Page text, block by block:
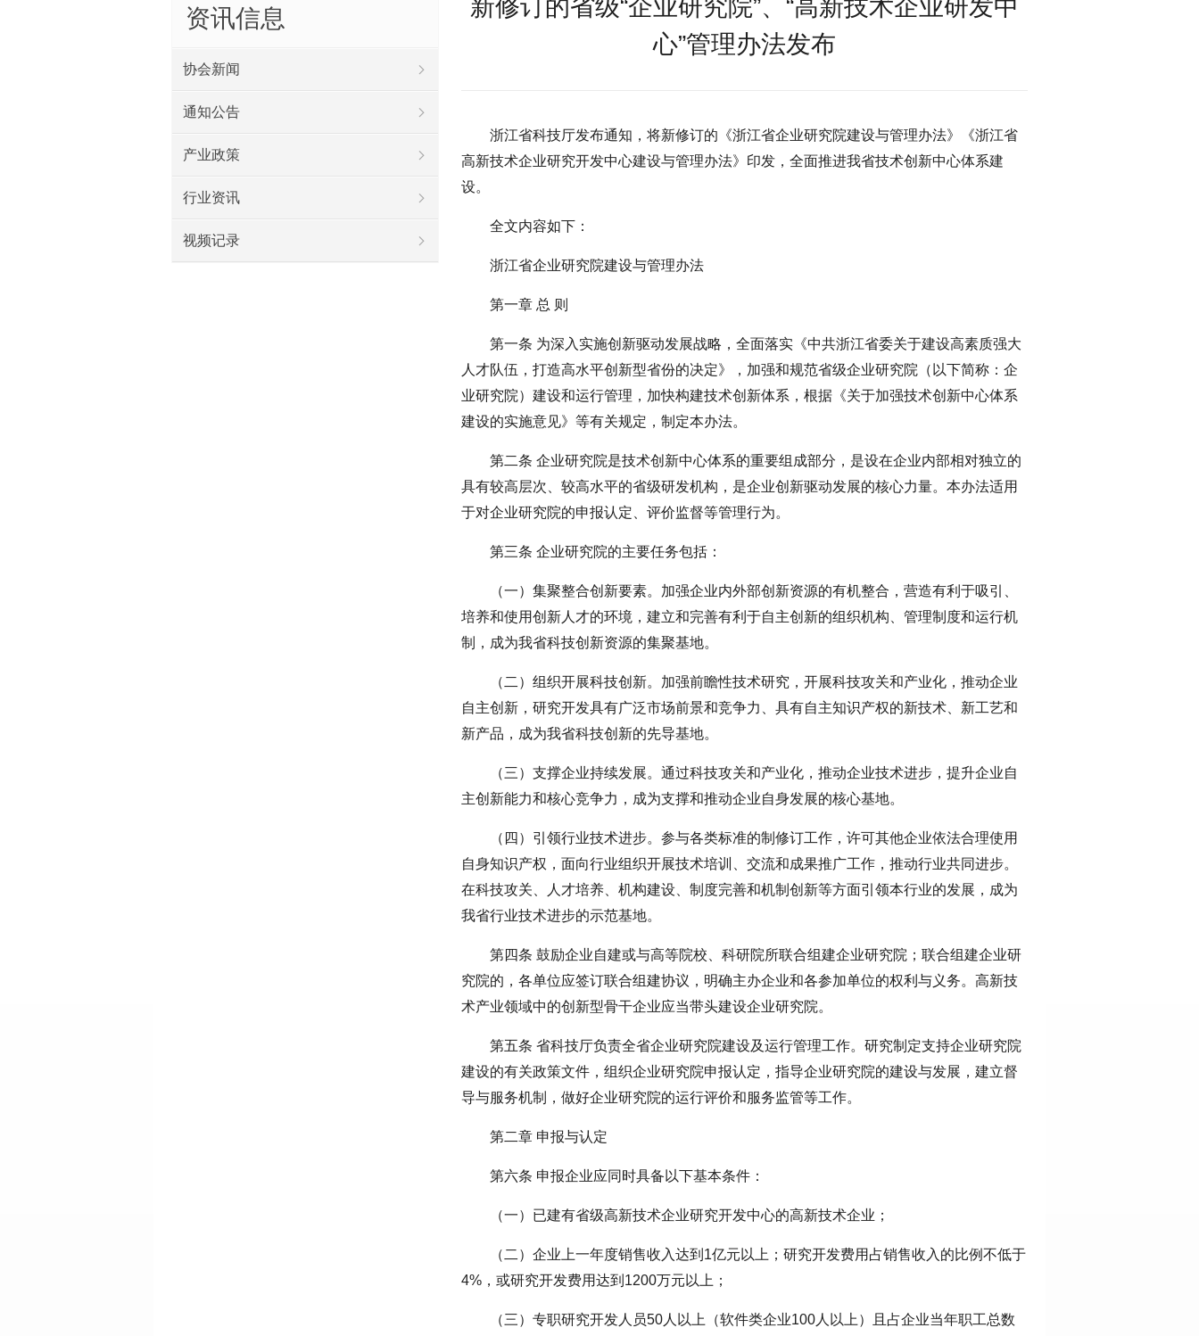
新修订的省级“企业研究院”、“高新技术企业研发中
心”管理办法发布
浙江省科技厅发布通知，将新修订的《浙江省企业研究院建设与管理办法》《浙江省
高新技术企业研究开发中心建设与管理办法》印发，全面推进我省技术创新中心体系建
设。
全文内容如下：
浙江省企业研究院建设与管理办法
第一章 总 则
第一条 为深入实施创新驱动发展战略，全面落实《中共浙江省委关于建设高素质强大
人才队伍，打造高水平创新型省份的决定》，加强和规范省级企业研究院（以下简称：企
业研究院）建设和运行管理，加快构建技术创新体系，根据《关于加强技术创新中心体系
建设的实施意见》等有关规定，制定本办法。
第二条 企业研究院是技术创新中心体系的重要组成部分，是设在企业内部相对独立的
具有较高层次、较高水平的省级研发机构，是企业创新驱动发展的核心力量。本办法适用
于对企业研究院的申报认定、评价监督等管理行为。
第三条 企业研究院的主要任务包括：
（一）集聚整合创新要素。加强企业内外部创新资源的有机整合，营造有利于吸引、
培养和使用创新人才的环境，建立和完善有利于自主创新的组织机构、管理制度和运行机
制，成为我省科技创新资源的集聚基地。
（二）组织开展科技创新。加强前瞻性技术研究，开展科技攻关和产业化，推动企业
自主创新，研究开发具有广泛市场前景和竞争力、具有自主知识产权的新技术、新工艺和
新产品，成为我省科技创新的先导基地。
（三）支撑企业持续发展。通过科技攻关和产业化，推动企业技术进步，提升企业自
主创新能力和核心竞争力，成为支撑和推动企业自身发展的核心基地。
（四）引领行业技术进步。参与各类标准的制修订工作，许可其他企业依法合理使用
自身知识产权，面向行业组织开展技术培训、交流和成果推广工作，推动行业共同进步。
在科技攻关、人才培养、机构建设、制度完善和机制创新等方面引领本行业的发展，成为
我省行业技术进步的示范基地。
第四条 鼓励企业自建或与高等院校、科研院所联合组建企业研究院；联合组建企业研
究院的，各单位应签订联合组建协议，明确主办企业和各参加单位的权利与义务。高新技
术产业领域中的创新型骨干企业应当带头建设企业研究院。
第五条 省科技厅负责全省企业研究院建设及运行管理工作。研究制定支持企业研究院
建设的有关政策文件，组织企业研究院申报认定，指导企业研究院的建设与发展，建立督
导与服务机制，做好企业研究院的运行评价和服务监管等工作。
第二章 申报与认定
第六条 申报企业应同时具备以下基本条件：
（一）已建有省级高新技术企业研究开发中心的高新技术企业；
（二）企业上一年度销售收入达到1亿元以上；研究开发费用占销售收入的比例不低于
4%，或研究开发费用达到1200万元以上；
（三）专职研究开发人员50人以上（软件类企业100人以上）且占企业当年职工总数
资讯信息
协会新闻
通知公告
产业政策
行业资讯
视频记录